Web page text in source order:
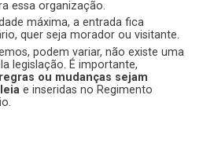
essa organização.
máxima, a entrada fica
quer seja morador ou visitante.
podem variar, não existe uma
legislação. É importante,
ou mudanças sejam
e inseridas no Regimento